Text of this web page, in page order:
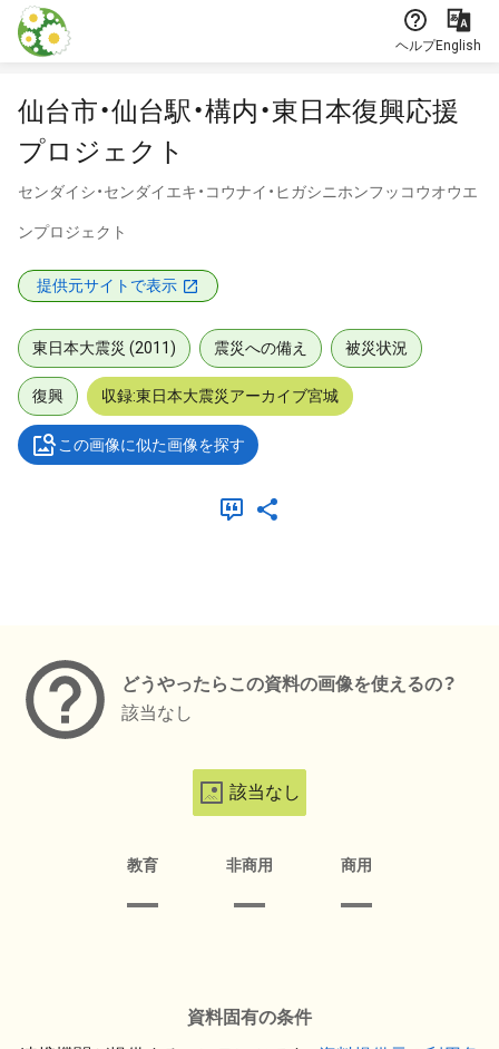
本文に飛ぶ
ヘルプEnglish
仙台市・仙台駅・構内・東日本復興応援
プロジェクト
センダイシ・センダイエキ・コウナイ・ヒガシニホンフッコウオウエ
ンプロジェクト
提供元サイトで表示
東日本大震災 (2011) 震災への備え 被災状況
復興 収録:東日本大震災アーカイブ宮城
この画像に似た画像を探す
どうやったらこの資料の画像を使えるの？
該当なし
該当なし
教育 非商用 商用
資料固有の条件